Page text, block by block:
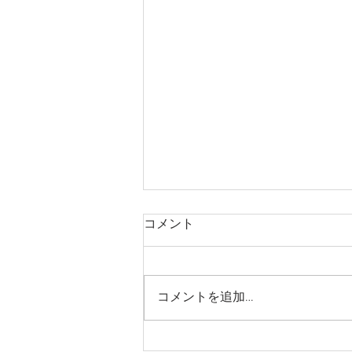
コメント
コメントを追加…